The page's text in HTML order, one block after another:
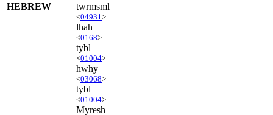
HEBREW twrmsml
<04931 >
lhah
<0168>
tybl
<01004>
hwhy
<03068>
tybl
<01004>
Myresh